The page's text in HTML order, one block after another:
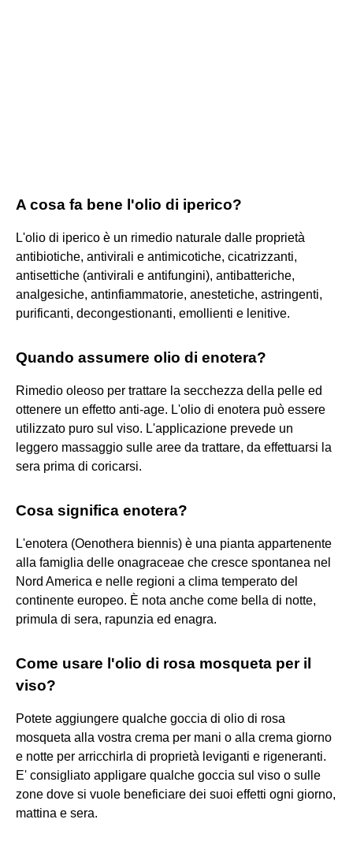
A cosa fa bene l'olio di iperico?
L'olio di iperico è un rimedio naturale dalle proprietà
antibiotiche, antivirali e antimicotiche, cicatrizzanti,
antisettiche (antivirali e antifungini), antibatteriche,
analgesiche, antinfiammatorie, anestetiche, astringenti,
purificanti, decongestionanti, emollienti e lenitive.
Quando assumere olio di enotera?
Rimedio oleoso per trattare la secchezza della pelle ed
ottenere un effetto anti-age. L'olio di enotera può essere
utilizzato puro sul viso. L'applicazione prevede un
leggero massaggio sulle aree da trattare, da effettuarsi la
sera prima di coricarsi.
Cosa significa enotera?
L'enotera (Oenothera biennis) è una pianta appartenente
alla famiglia delle onagraceae che cresce spontanea nel
Nord America e nelle regioni a clima temperato del
continente europeo. È nota anche come bella di notte,
primula di sera, rapunzia ed enagra.
Come usare l'olio di rosa mosqueta per il
viso?
Potete aggiungere qualche goccia di olio di rosa
mosqueta alla vostra crema per mani o alla crema giorno
e notte per arricchirla di proprietà leviganti e rigeneranti.
E' consigliato appligare qualche goccia sul viso o sulle
zone dove si vuole beneficiare dei suoi effetti ogni giorno,
mattina e sera.